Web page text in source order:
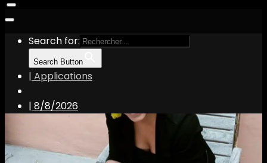
Search for:
Search Button
| Applications
| 8/8/2026